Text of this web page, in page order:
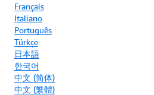
Français
Italiano
Português
Türkçe
日本語
한국어
中文 (简体)
中文 (繁體)